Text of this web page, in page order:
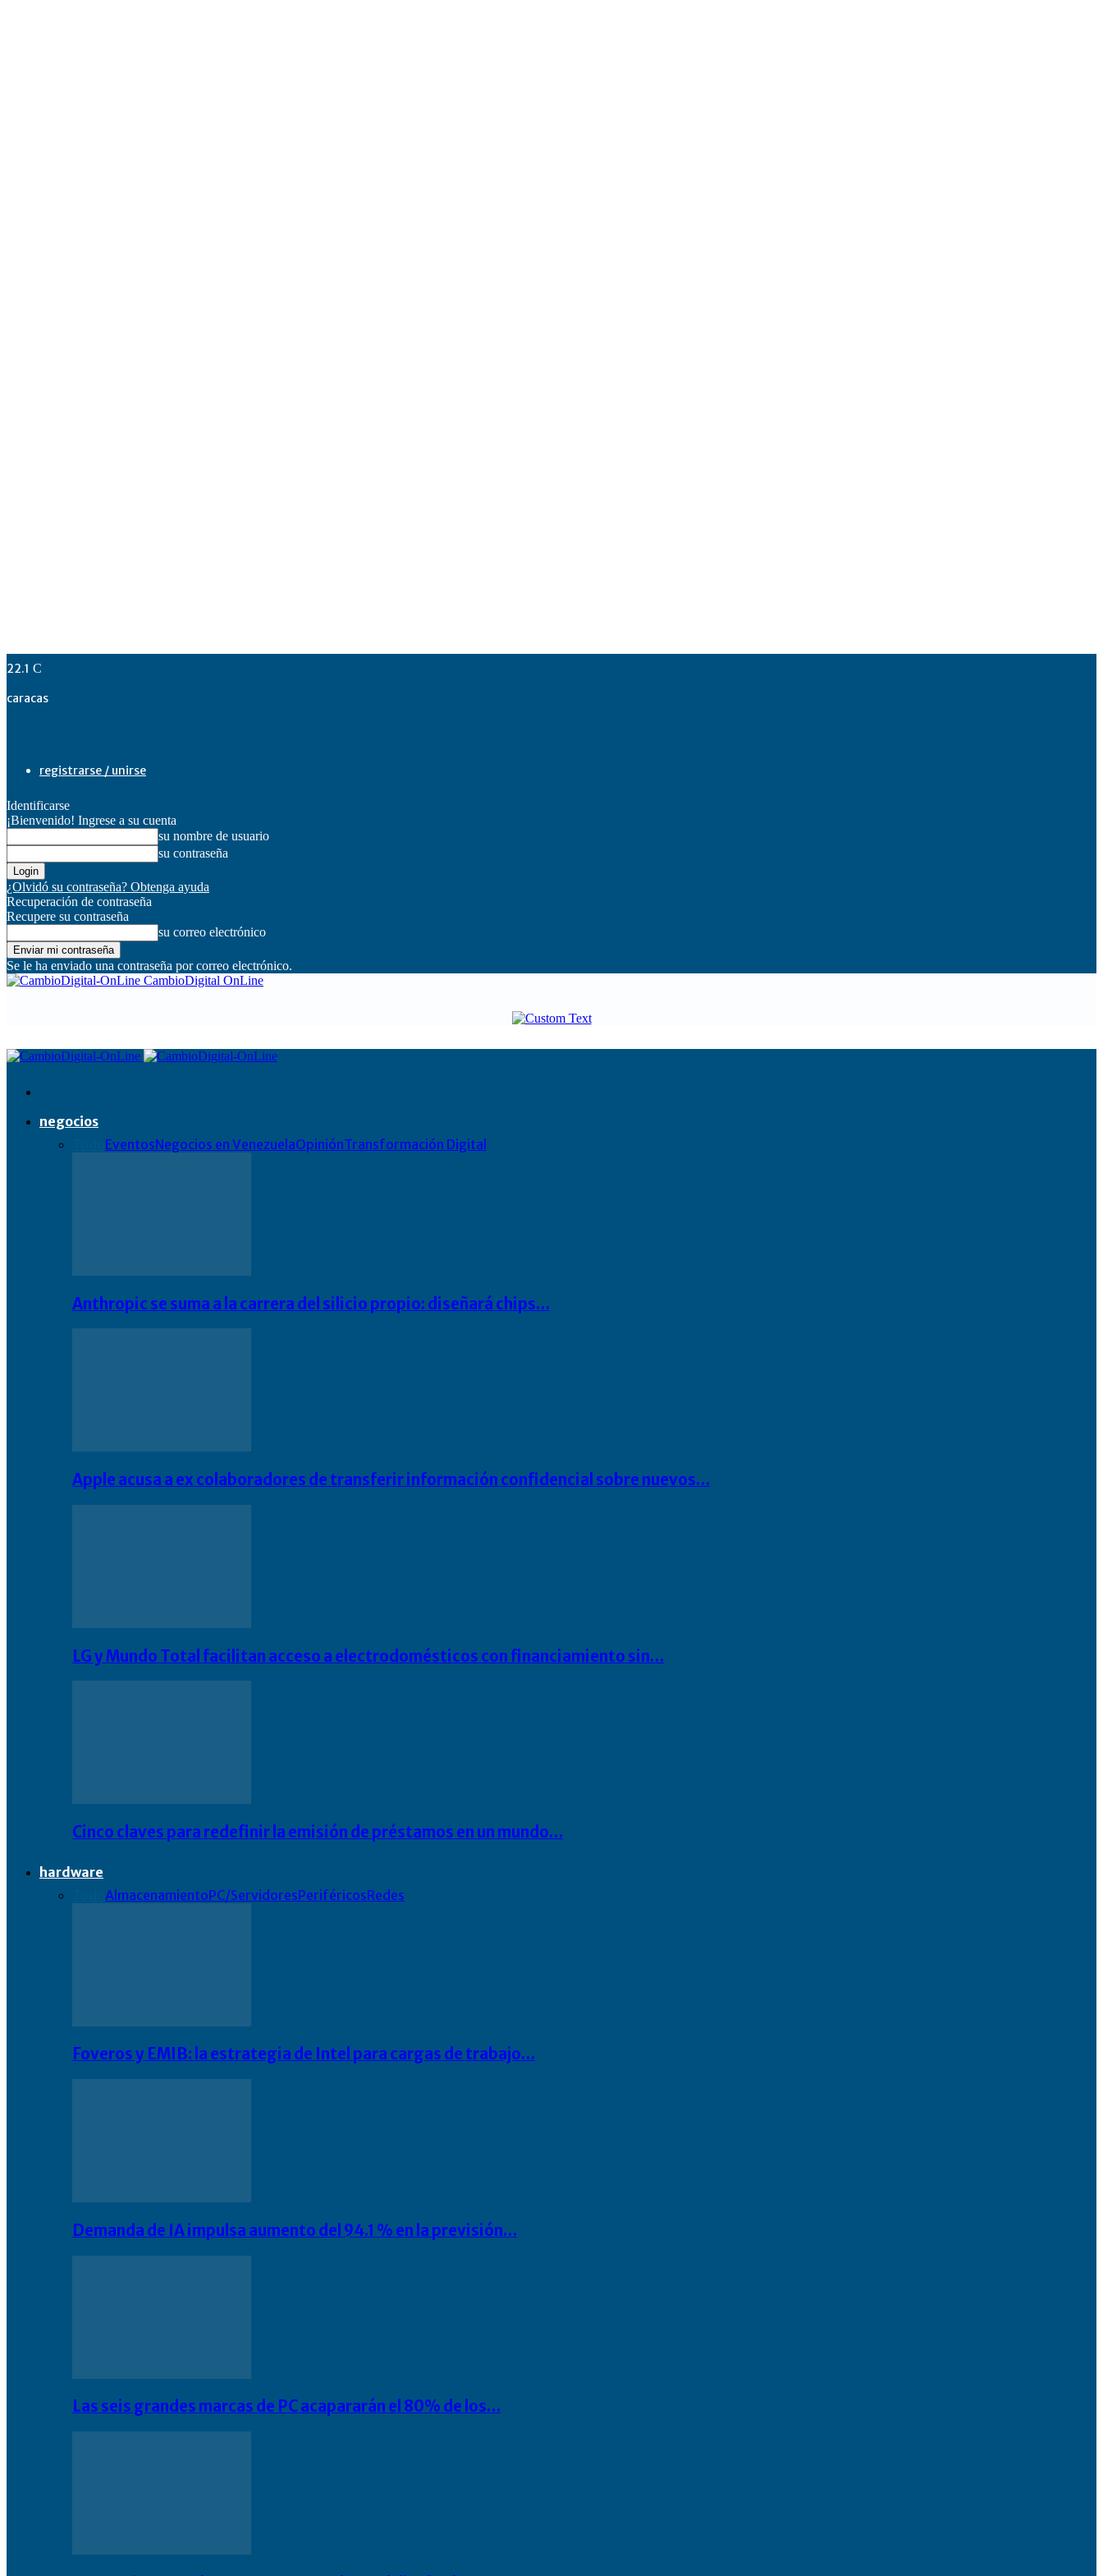
22.1 C
caracas
registrarse / unirse
Identificarse
¡Bienvenido! Ingrese a su cuenta
su nombre de usuario
su contraseña
¿Olvidó su contraseña? Obtenga ayuda
Recuperación de contraseña
Recupere su contraseña
su correo electrónico
Se le ha enviado una contraseña por correo electrónico.
CambioDigital OnLine
negocios
EventosNegocios en VenezuelaOpiniónTransformación Digital
Anthropic se suma a la carrera del silicio propio: diseñará chips…
Apple acusa a ex colaboradores de transferir información confidencial sobre nuevos…
LG y Mundo Total facilitan acceso a electrodomésticos con financiamiento sin…
Cinco claves para redefinir la emisión de préstamos en un mundo…
hardware
AlmacenamientoPC/ServidoresPeriféricosRedes
Foveros y EMIB: la estrategia de Intel para cargas de trabajo…
Demanda de IA impulsa aumento del 94.1 % en la previsión…
Las seis grandes marcas de PC acapararán el 80% de los…